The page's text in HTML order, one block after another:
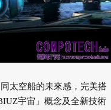
太空船的未來感，完美搭
宇宙」概念及全新技術